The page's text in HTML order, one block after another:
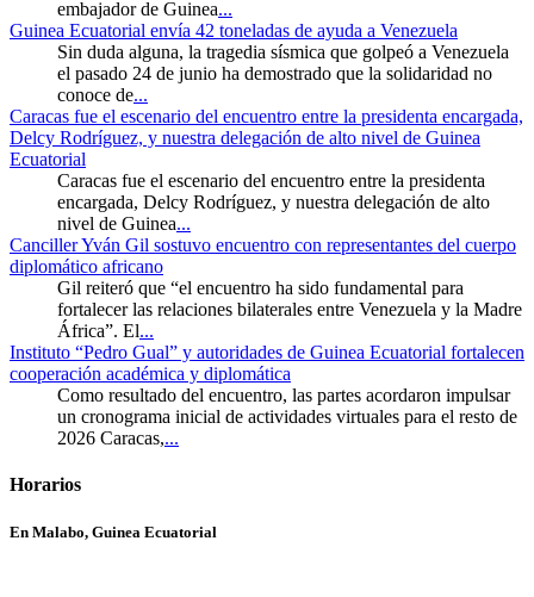
embajador de Guinea...
Guinea Ecuatorial envía 42 toneladas de ayuda a Venezuela
Sin duda alguna, la tragedia sísmica que golpeó a Venezuela
el pasado 24 de junio ha demostrado que la solidaridad no
conoce de...
Caracas fue el escenario del encuentro entre la presidenta encargada,
Delcy Rodríguez, y nuestra delegación de alto nivel de Guinea
Ecuatorial
Caracas fue el escenario del encuentro entre la presidenta
encargada, Delcy Rodríguez, y nuestra delegación de alto
nivel de Guinea...
Canciller Yván Gil sostuvo encuentro con representantes del cuerpo
diplomático africano
Gil reiteró que “el encuentro ha sido fundamental para
fortalecer las relaciones bilaterales entre Venezuela y la Madre
África”. El...
Instituto “Pedro Gual” y autoridades de Guinea Ecuatorial fortalecen
cooperación académica y diplomática
Como resultado del encuentro, las partes acordaron impulsar
un cronograma inicial de actividades virtuales para el resto de
2026 Caracas,...
Horarios
En Malabo, Guinea Ecuatorial